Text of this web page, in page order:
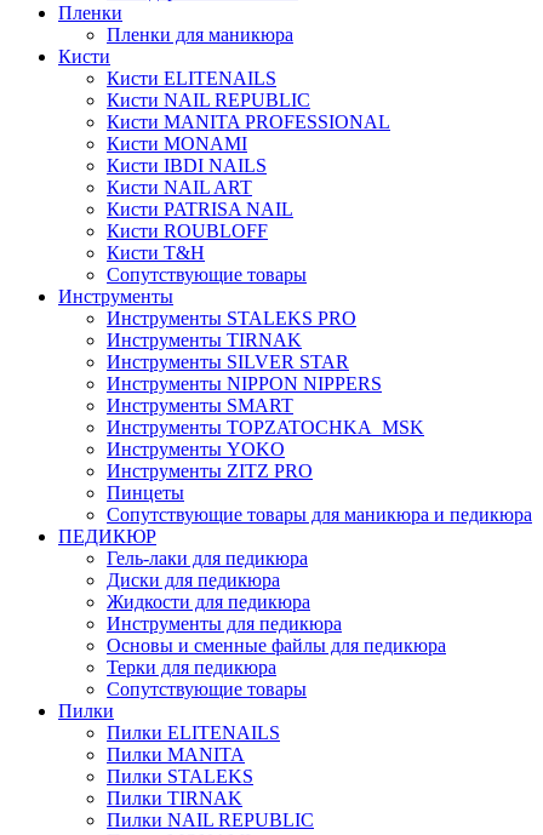
Пленки
Пленки для маникюра
Кисти
Кисти ELITENAILS
Кисти NAIL REPUBLIC
Кисти MANITA PROFESSIONAL
Кисти MONAMI
Кисти IBDI NAILS
Кисти NAIL ART
Кисти PATRISA NAIL
Кисти ROUBLOFF
Кисти T&H
Сопутствующие товары
Инструменты
Инструменты STALEKS PRO
Инструменты TIRNAK
Инструменты SILVER STAR
Инструменты NIPPON NIPPERS
Инструменты SMART
Инструменты TOPZATOCHKA_MSK
Инструменты YOKO
Инструменты ZITZ PRO
Пинцеты
Сопутствующие товары для маникюра и педикюра
ПЕДИКЮР
Гель-лаки для педикюра
Диски для педикюра
Жидкости для педикюра
Инструменты для педикюра
Основы и сменные файлы для педикюра
Терки для педикюра
Сопутствующие товары
Пилки
Пилки ELITENAILS
Пилки MANITA
Пилки STALEKS
Пилки TIRNAK
Пилки NAIL REPUBLIC